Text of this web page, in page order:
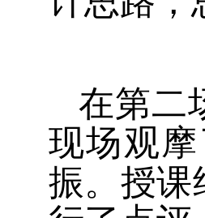
在第二
现场观
振。授课